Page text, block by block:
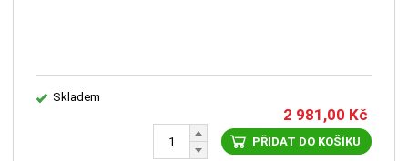
Skladem
2 981,00 Kč
PŘIDAT DO KOŠÍKU